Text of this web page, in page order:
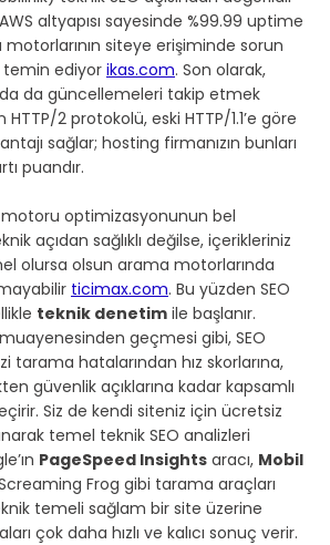
altyapısı sayesinde %99.99 uptime
siteye erişiminde sorun
temin ediyor ikas.com. Son olarak,
da güncellemeleri takip etmek
2 protokolü, eski HTTP/1.1’e göre
sağlar; hosting firmanızın bunları
puandır.
motoru optimizasyonunun bel
açıdan sağlıklı değilse, içerikleriniz
olursa olsun arama motorlarında
ticimax.com. Bu yüzden SEO
teknik denetim ile başlanır.
geçmesi gibi, SEO
tarama hatalarından hız skorlarına,
güvenlik açıklarına kadar kapsamlı
Siz de kendi siteniz için ücretsiz
temel teknik SEO analizleri
PageSpeed Insights aracı, Mobil
Frog gibi tarama araçları
temeli sağlam bir site üzerine
çok daha hızlı ve kalıcı sonuç verir.